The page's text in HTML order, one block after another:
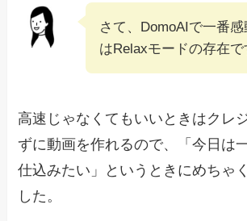
さて、DomoAIで一番
はRelaxモードの存在で
高速じゃなくてもいいときはクレ
ずに動画を作れるので、「今日は
仕込みたい」というときにめちゃ
した。